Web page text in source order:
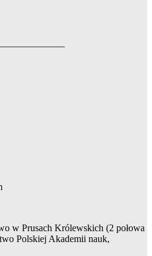
w Prusach Królewskich (2 połowa
Polskiej Akademii nauk,